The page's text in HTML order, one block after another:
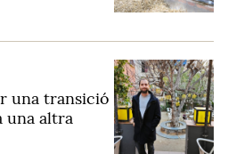
una transició
una altra